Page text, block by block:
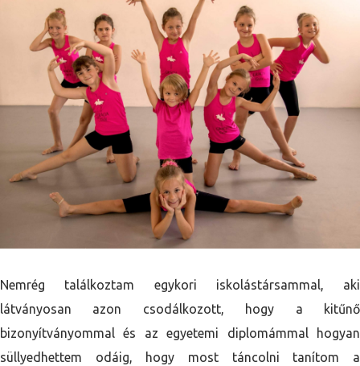
Nemrég találkoztam egykori iskolástársammal, aki
látványosan azon csodálkozott, hogy a kitűnő
bizonyítványommal és az egyetemi diplomámmal hogyan
süllyedhettem odáig, hogy most táncolni tanítom a